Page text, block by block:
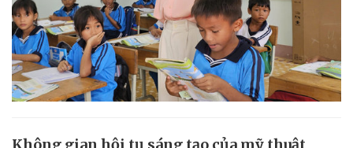
Không gian hội tụ sáng tạo của mỹ thuật